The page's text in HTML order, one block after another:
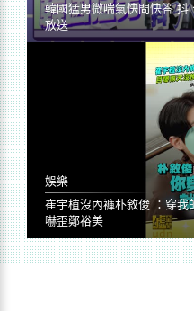
韓國猛男微喘氣快問快答 抖
放送
娛樂
崔宇植沒內褲朴敘俊 ：穿我
嚇歪鄭裕美